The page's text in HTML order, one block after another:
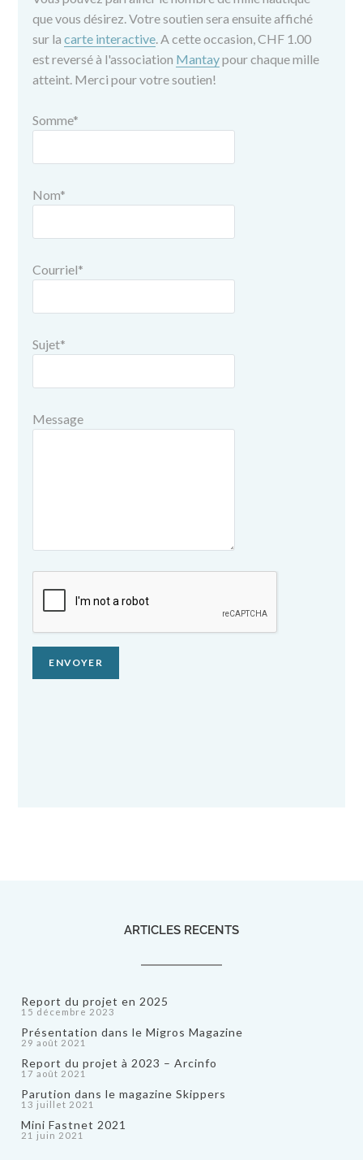
que vous désirez. Votre soutien sera ensuite affiché
sur lacarte interactive. A cette occasion, CHF 1.00
est reversé à l'association Mantaypour chaque mille
atteint. Merci pour votre soutien!
Somme*
Nom*
Courriel*
Sujet*
Message
ARTICLES RECENTS
Report du projet en 2025
15 décembre 2023
Présentation dans le Migros Magazine
29 août 2021
Report du projet à 2023 – Arcinfo
17 août 2021
Parution dans le magazine Skippers
13 juillet 2021
Mini Fastnet 2021
21 juin 2021